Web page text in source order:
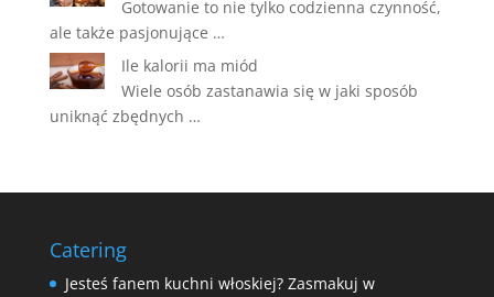
Gotowanie to nie tylko codzienna czynność,
ale także pasjonujące …
Ile kalorii ma miód
Wiele osób zastanawia się w jaki sposób
uniknąć zbędnych …
Catering
Jesteś fanem kuchni włoskiej? Zasmakuj w